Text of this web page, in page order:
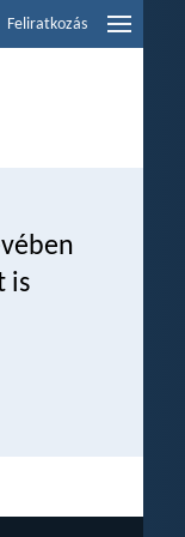
Feliratkozás
is